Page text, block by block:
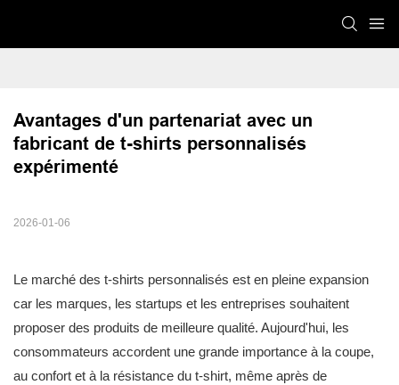
Avantages d'un partenariat avec un
fabricant de t-shirts personnalisés
expérimenté
2026-01-06
Le marché des t-shirts personnalisés est en pleine expansion
car les marques, les startups et les entreprises souhaitent
proposer des produits de meilleure qualité. Aujourd'hui, les
consommateurs accordent une grande importance à la coupe,
au confort et à la résistance du t-shirt, même après de